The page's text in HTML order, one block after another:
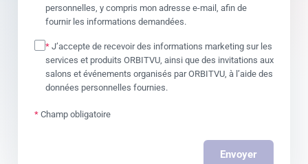
personnelles, y compris mon adresse e-mail, afin de
fournir les informations demandées.
* J’accepte de recevoir des informations marketing sur les
services et produits ORBITVU, ainsi que des invitations aux
salons et événements organisés par ORBITVU, à l’aide des
données personnelles fournies.
* Champ obligatoire
Envoyer